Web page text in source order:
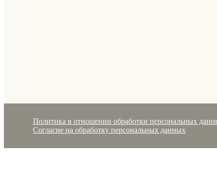
Политика в отношении обработки персональных
Согласие на обработку персональных данных